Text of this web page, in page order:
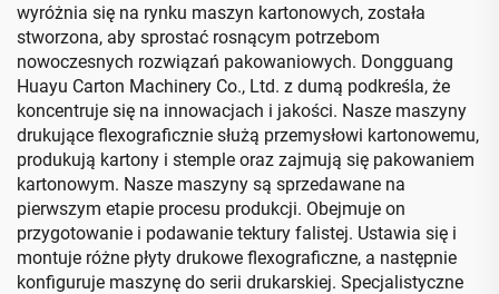
wyróżnia się na rynku maszyn kartonowych, została
stworzona, aby sprostać rosnącym potrzebom
nowoczesnych rozwiązań pakowaniowych. Dongguang
Huayu Carton Machinery Co., Ltd. z dumą podkreśla, że
koncentruje się na innowacjach i jakości. Nasze maszyny
drukujące flexograficznie służą przemysłowi kartonowemu,
produkują kartony i stemple oraz zajmują się pakowaniem
kartonowym. Nasze maszyny są sprzedawane na
pierwszym etapie procesu produkcji. Obejmuje on
przygotowanie i podawanie tektury falistej. Ustawia się i
montuje różne płyty drukowe flexograficzne, a następnie
konfiguruje maszynę do serii drukarskiej. Specjalistyczne